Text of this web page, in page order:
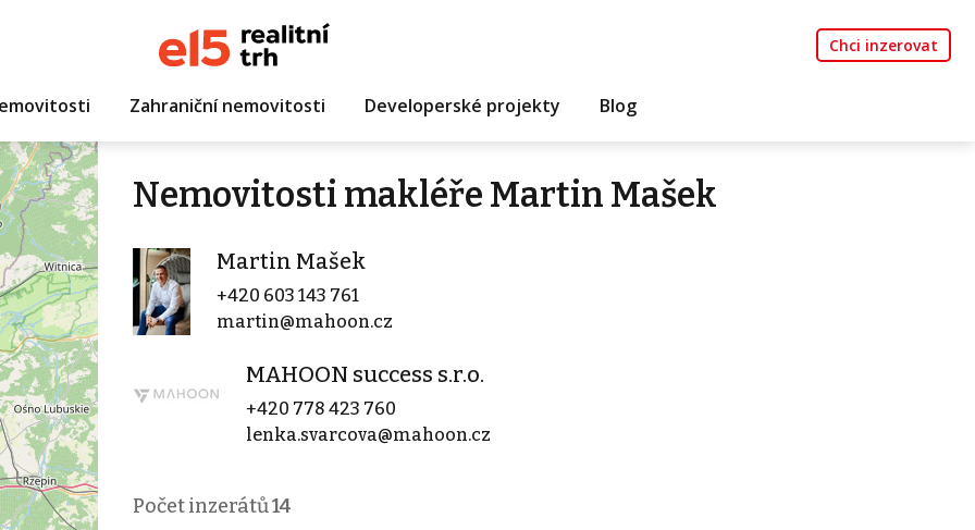
Chci inzerovat
Zahraniční nemovitosti Developerské projekty Blog
Nemovitosti makléře Martin Mašek
Martin Mašek
+420 603 143 761
martin@mahoon.cz
MAHOON success s.r.o.
+420 778 423 760
lenka.svarcova@mahoon.cz
Počet inzerátů14